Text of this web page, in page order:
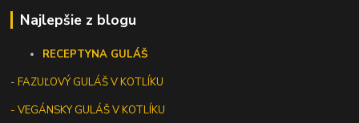
Najlepšie z blogu
RECEPTYNA GULÁŠ
-FAZUĽOVÝ GULÁŠ V KOTLÍKU
- VEGÁNSKY GULÁŠ V KOTLÍKU